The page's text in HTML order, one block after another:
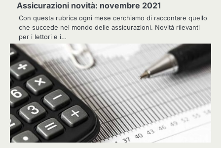
Assicurazioni novità: novembre 2021
Con questa rubrica ogni mese cerchiamo di raccontare quello
che succede nel mondo delle assicurazioni. Novità rilevanti
per i lettori e i…